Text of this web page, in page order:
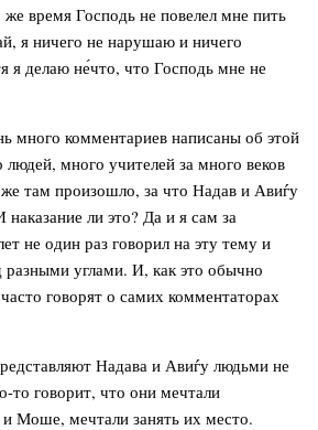
время Господь не повелел мне пить
я ничего не нарушаю и ничего
я делаю не́что, что Господь мне не
много комментариев написаны об этой
много учителей за много веков
там произошло, за что Надав и Авиѓу
наказание ли это? Да и я сам за
не один раз говорил на эту тему и
разными углами. И, как это обычно
говорят о самих комментаторах
Надава и Авиѓу людьми не
говорит, что они мечтали
Моше, мечтали занять их место.